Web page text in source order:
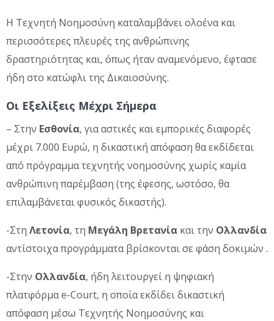
Η Τεχνητή Νοημοσύνη καταλαμβάνει ολοένα και
περισσότερες πλευρές της ανθρώπινης
δραστηριότητας και, όπως ήταν αναμενόμενο, έφτασε
ήδη στο κατώφλι της Δικαιοσύνης.
Οι Εξελίξεις Μέχρι Σήμερα
– Στην Εσθονία, για αστικές και εμπορικές διαφορές
μέχρι 7.000 Ευρώ, η δικαστική απόφαση θα εκδίδεται
από πρόγραμμα τεχνητής νοημοσύνης χωρίς καμία
ανθρώπινη παρέμβαση (της έφεσης, ωστόσο, θα
επιλαμβάνεται φυσικός δικαστής).
-Στη Λετονία, τη Μεγάλη Βρετανία και την Ολλανδία
αντίστοιχα προγράμματα βρίσκονται σε φάση δοκιμών .
-Στην Ολλανδία, ήδη λειτουργεί η ψηφιακή
πλατφόρμα e-Court, η οποία εκδίδει δικαστική
απόφαση μέσω Τεχνητής Νοημοσύνης και